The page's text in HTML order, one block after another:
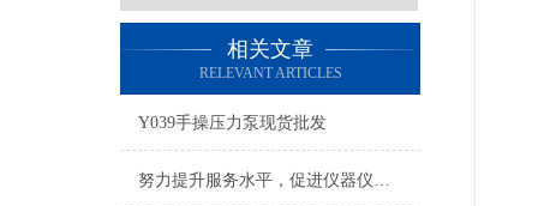
相关文章
RELEVANT ARTICLES
Y039手操压力泵现货批发
努力提升服务水平，促进仪器仪表行业持续发展